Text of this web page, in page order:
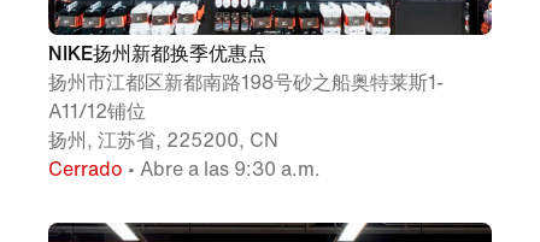
NIKE扬州新都换季优惠点
扬州市江都区新都南路198号砂之船奥特莱斯1-
A11/12铺位
扬州, 江苏省, 225200, CN
Cerrado • Abre a las 9:30 a.m.